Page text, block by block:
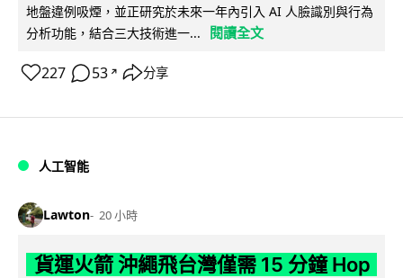
地盤違例吸煙，並正研究於未來一年內引入 AI 人臉識別與行為
分析功能，結合三大技術進一...
閱讀全文
227 53 ↗ 分享
人工智能
Lawton 20 小時
貨運火箭 沖繩飛台灣僅需 15 分鐘 Hop